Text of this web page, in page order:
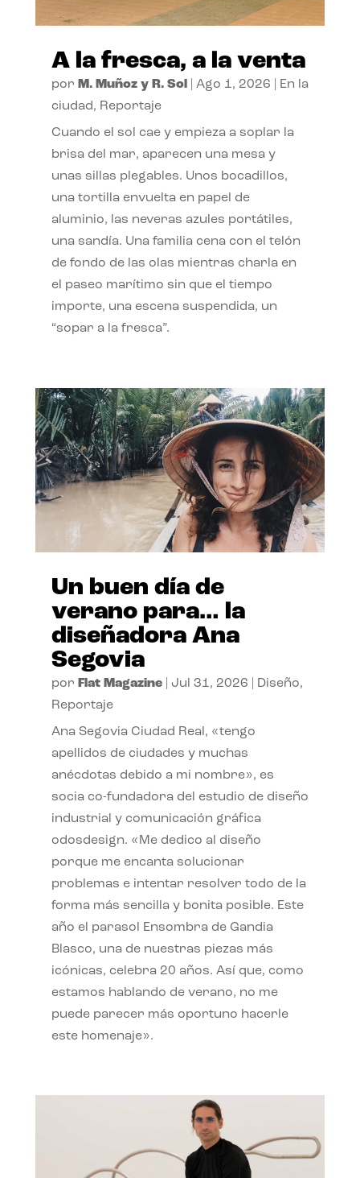
A la fresca, a la venta
por M. Muñoz y R. Sol| Ago 1, 2026
En la
ciudad, Reportaje
Cuando el sol cae y empieza a soplar la
brisa del mar, aparecen una mesa y
unas sillas plegables. Unos bocadillos,
una tortilla envuelta en papel de
aluminio, las neveras azules portátiles,
una sandía. Una familia cena con el telón
de fondo de las olas mientras charla en
el paseo marítimo sin que el tiempo
importe, una escena suspendida, un
“sopar a la fresca”.
Un buen día de
verano para… la
diseñadora Ana
Segovia
por Flat Magazine| Jul 31, 2026 Diseño,
Reportaje
Ana Segovia Ciudad Real, «tengo
apellidos de ciudades y muchas
anécdotas debido a mi nombre», es
socia co-fundadora del estudio de diseño
industrial y comunicación gráfica
odosdesign. «Me dedico al diseño
porque me encanta solucionar
problemas e intentar resolver todo de la
forma más sencilla y bonita posible. Este
año el parasol Ensombra de Gandia
Blasco, una de nuestras piezas más
icónicas, celebra 20 años. Así que, como
estamos hablando de verano, no me
puede parecer más oportuno hacerle
este homenaje».